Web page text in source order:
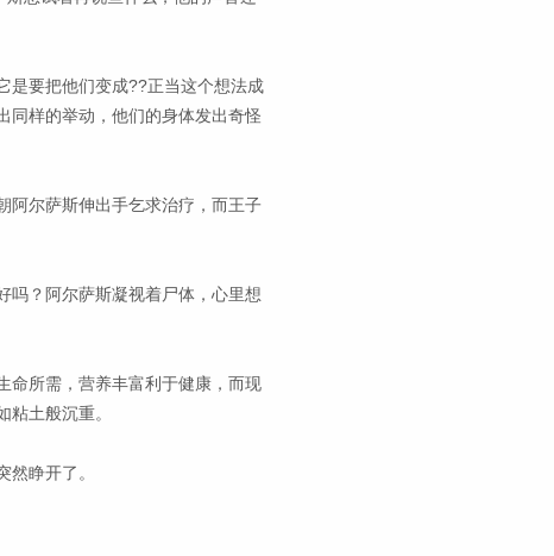
是要把他们变成??正当这个想法成
同样的举动，他们的身体发出奇怪
阿尔萨斯伸出手乞求治疗，而王子
吗？阿尔萨斯凝视着尸体，心里想
命所需，营养丰富利于健康，而现
土般沉重。
睁开了。